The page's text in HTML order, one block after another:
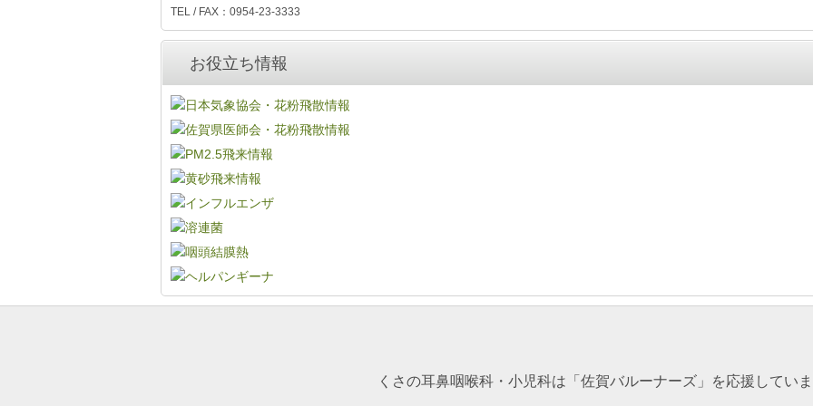
TEL / FAX：0954-23-3333
お役立ち情報
くさの耳鼻咽喉科・小児科は「佐賀バルーナーズ」を応援してい